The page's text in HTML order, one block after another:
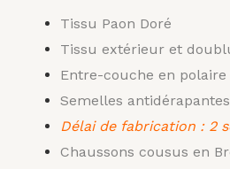
Tissu Paon Doré
Tissu extérieur et
Entre-couche en
Semelles antidérapantes
Délai de fabrication : 2
Chaussons cousus en